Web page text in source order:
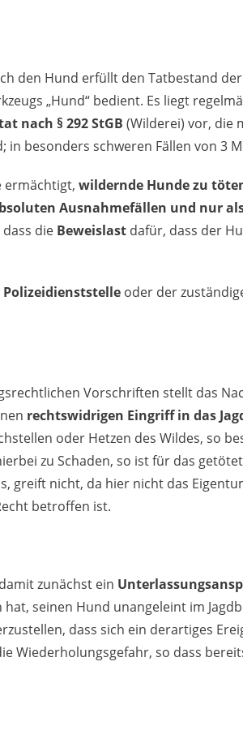
den Hund erfüllt den Tatbestand der
„Hund“ bedient. Es liegt
nach § 292 StGB (Wilderei) vor, die
besonders schweren Fällen von 3
ermächtigt, wildernde Hunde zu
Ausnahmefällen und nur
die Beweislast dafür, dass der
Polizeidienststelle oder der
Vorschriften stellt das
rechtswidrigen Eingriff in das
oder Hetzen des Wildes, so
zu Schaden, so ist für das
greift nicht, da hier nicht das
betroffen ist.
zunächst ein
seinen Hund unangeleint im
dass sich ein derartiges
Wiederholungsgefahr, so dass